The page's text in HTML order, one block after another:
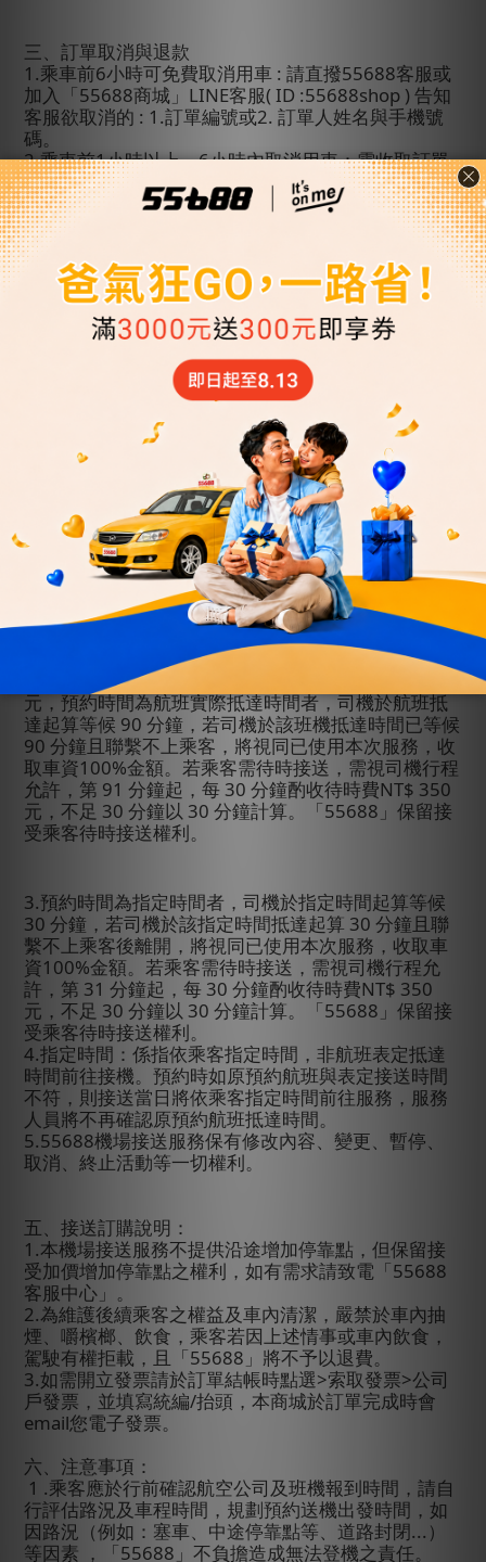
三、訂單取消與退款
1.乘車前6小時可免費取消用車 : 請直撥55688客服或
加入「55688商城」 LINE客服( ID :55688shop ) 告知
客服欲取消的 : 1.訂單編號或2. 訂單人姓名與手機號
碼。
2.乘車前1小時以上，6小時內取消用車：需收取訂單
50%金額。
3.已達用車時間但取消用車：視為已用車需收取訂單
100%
4.接機免費等候時間：司機將等候
分鐘，若尚未出
關也無法聯絡到旅客，會視同自願放棄，恕不退費。
例：班機抵達時間12:00，司機至13:30仍無法聯絡到
旅客，司機向客服回報後會直接離開機場。 )
若您的班機延誤超過表訂抵達時間4小時（含）
上，請主動聯繫客服中心。客服將盡力協助重新安
排；若因車輛調度不足，該筆訂單將取消並全額退
費。若您抵達台灣後仍需用車，請聯繫「
55688
中心」以便重新安排。
指定時間接機者仍需於用車時
小時前取消才可全額退費)
四、接送機超時費
「送機」超時費：每30分鐘酌收待時費NT$ 350
元，乘客須於用車時間的30分鐘內準時上車，若司機
於該用車時間抵達起算30分鐘且聯繫不上乘客後離
開，將視同已使用本次服務，收取車資100%
乘客需待時接送，需視司機行程允許，第31分鐘起，
NT$ 350元，不足
30
55688」保留接受乘客待時接送權利。
「接機」超時費：每
元，預約時間為航班實際抵達時間者，司機於航班抵
達起算等候 90 分鐘，若司機於該班機抵達時間已等候
90 分鐘且聯繫不上乘客，將視同已使用本次服務，收
取車資100%金額。若乘客需待時接送，需視司機行程
允許，第 91 分鐘起，每30 分鐘酌收待時費NT$ 350
元，不足 30 分鐘以 30 分鐘計算。「55688 」保留接
受乘客待時接送權利。
3.預約時間為指定時間者，司機於指定時間起算等候
30 分鐘，若司機於該指定時間抵達起算 30 分鐘且聯
繫不上乘客後離開，將視同已使用本次服務，收取車
資100%金額。若乘客需待時接送，需視司機行程允
許，第 31 分鐘起，每30 分鐘酌收待時費NT$ 350
元，不足 30 分鐘以 30 分鐘計算。「55688 」保留接
受乘客待時接送權利。
4.指定時間：係指依乘客指定時間，非航班表定抵達
時間前往接機。預約時如原預約航班與表定接送時間
不符，則接送當日將依乘客指定時間前往服務，服務
人員將不再確認原預約航班抵達時間。
5.55688機場接送服務保有修改內容、變更、暫停、
取消、終止活動等一切權利。
五、接送訂購說明：
1.本機場接送服務不提供沿途增加停靠點，但保留接
受加價增加停靠點之權利，如有需求請致電「55688
客服中心」。
2.為維護後續乘客之權益及車內清潔，嚴禁於車內抽
煙、嚼檳榔、飲食，乘客若因上述情事或車內飲食，
駕駛有權拒載，且「55688 」將不予以退費。
3.如需開立發票請於訂單結帳時點選>索取發票>公司
戶發票，並填寫統編/抬頭，本商城於訂單完成時會
email您電子發票。
六、注意事項：
1 .乘客應於行前確認航空公司及班機報到時間，請自
行評估路況及車程時間，規劃預約送機出發時間，如
因路況（例如：塞車、中途停靠點等、道路封閉... ）
等因素 ，「55688 」不負擔造成無法登機之責任。